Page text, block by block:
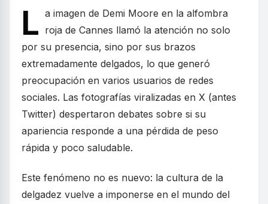
L a imagen de Demi Moore en la alfombra
roja de Cannes llamó la atención no solo
por su presencia, sino por sus brazos
extremadamente delgados, lo que generó
preocupación en varios usuarios de redes
sociales. Las fotografías viralizadas en X (antes
Twitter) despertaron debates sobre si su
apariencia responde a una pérdida de peso
rápida y poco saludable.
Este fenómeno no es nuevo: la cultura de la
delgadez vuelve a imponerse en el mundo del